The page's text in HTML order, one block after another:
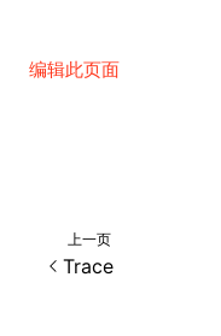
编辑此页面
上一页
Trace